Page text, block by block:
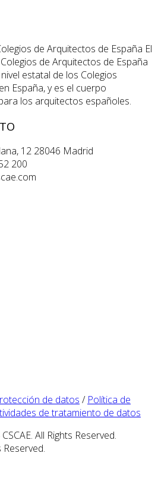
El
de Arquitectos de España
estatal de los Colegios
España, y es el cuerpo
los arquitectos españoles.
12 28046 Madrid
200
de datos / Política de
de tratamiento de datos
All Rights Reserved.
Reserved.